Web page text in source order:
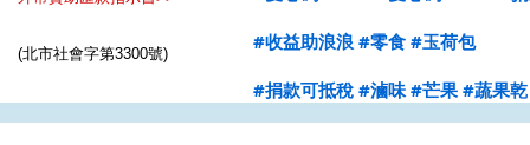
(北市社會字第3300號)
#收益助浪浪 #零食 #玉荷包
#捐款可抵稅 #滷味 #芒果 #蔬果乾